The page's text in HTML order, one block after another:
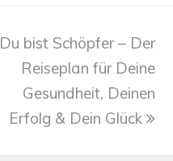
next
post:
Du bist Schöpfer – Der
Reiseplan für Deine
Gesundheit, Deinen
Erfolg & Dein Glück